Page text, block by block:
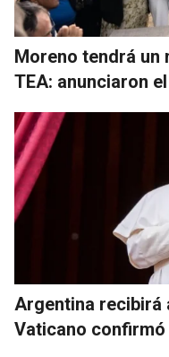
Moreno tendrá un
TEA: anunciaron
Argentina recibirá
Vaticano